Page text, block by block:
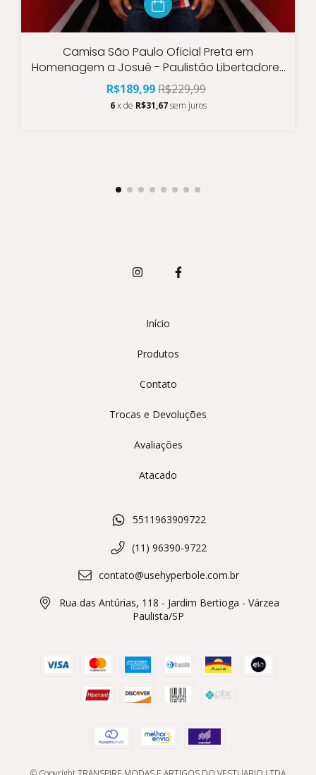
Camisa São Paulo Oficial Preta em
Homenagem a Josué - Paulistão Libertadores
Mundial Brasileirão
R$189,99R$229,99
6 x de R$31,67 sem juros
Início
Produtos
Contato
Trocas e Devoluções
Avaliações
Atacado
5511963909722
(11) 96390-9722
contato@usehyperbole.com.br
Rua das Antúrias, 118 - Jardim Bertioga - Várzea
Paulista/SP